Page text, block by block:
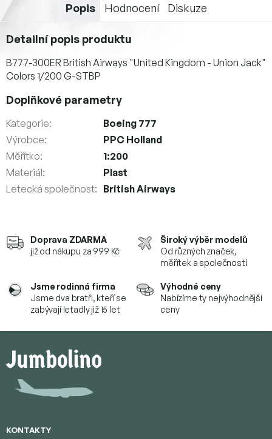
Doprava ZDARMA
již od nákupu za 999 Kč
Široký výběr modelů
Od různých značek,
měřítek a společností
Jsme rodinná firma
Jsme dva bratři, kteří se
zabývají letadly již 15 let
Výhodné ceny
Nabízíme ty nejvýhodnější
ceny
Popis Hodnocení Diskuze
Detailní popis produktu
B777-300ER British Airways "United Kingdom - Union Jack"
Colors 1/200 G-STBP
Doplňkové parametry
Kategorie:
Boeing 777
Výrobce:
PPC Holland
Měřítko:
1:200
Materiál:
Plast
Letecká společnost: British Airways
p
KONTAKTY